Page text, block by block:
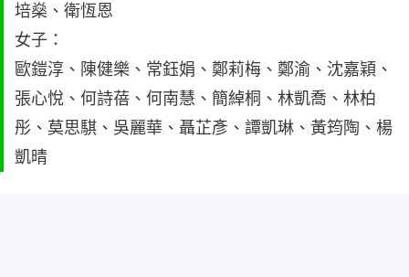
培燊、衛恆恩
女子：
歐鎧淳、陳健樂、常鈺娟、鄭莉梅、鄭渝、沈嘉穎、
張心悅、何詩蓓、何南慧、簡綽桐、林凱喬、林柏
彤、莫思騏、吳麗華、聶芷彥、譚凱琳、黃筠陶、楊
凱晴